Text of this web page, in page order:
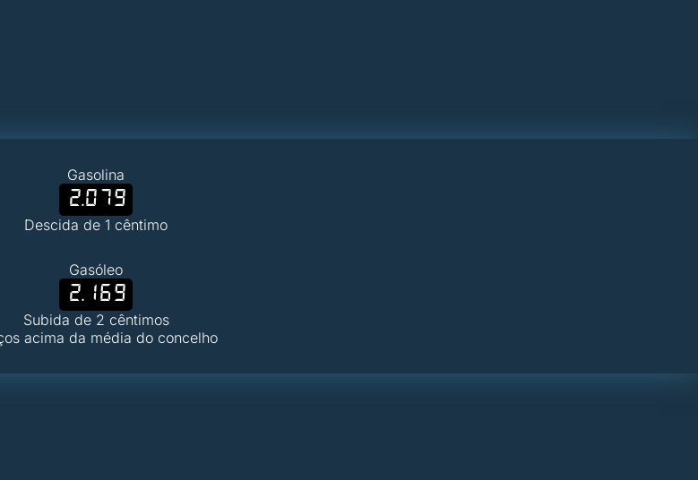
Gasolina
2.079
Descida de 1 cêntimo
Gasóleo
2.169
Subida de 2 cêntimos
acima da média do concelho